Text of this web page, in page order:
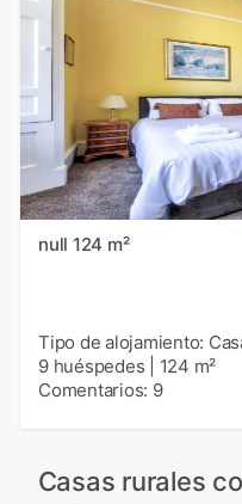
null 124 m²
Tipo de alojamiento:
9 huéspedes
124 m²
Comentarios: 9
Casas rurales